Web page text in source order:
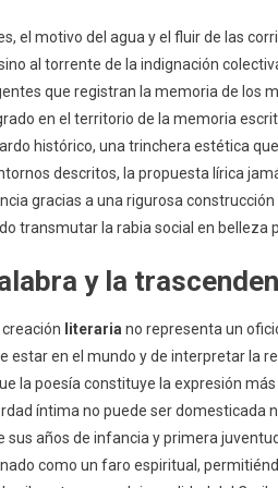
el motivo del agua y el fluir de las
al torrente de la indignación
que registran la memoria de los
en el territorio de la memoria
histórico, una trinchera estética
descritos, la propuesta lírica
gracias a una rigurosa
transmutar la rabia social en belleza
y la
creación literaria no representa un
estar en el mundo y de interpretar la
la poesía constituye la expresión
íntima no puede ser domesticada
sus años de infancia y primera
como un faro espiritual,